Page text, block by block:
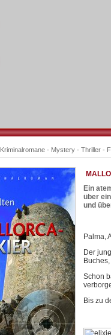
Kriminalromane - Mystery - Thriller -
Ein
über
und
Palma,
Der
Schon
Bis zu